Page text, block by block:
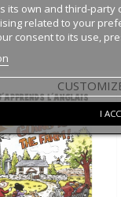
its own and third-
related to your
consent to its use,
I